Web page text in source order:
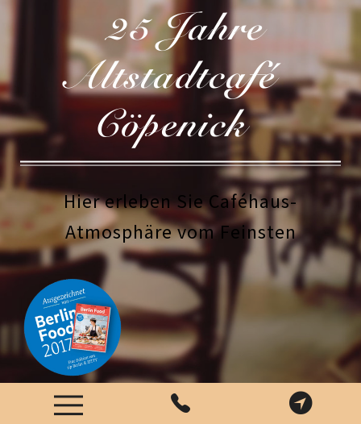
25 Jahre
Altstadtcafé
Cöpenick
Hier erleben Sie Caféhaus-
Atmosphäre vom Feinsten